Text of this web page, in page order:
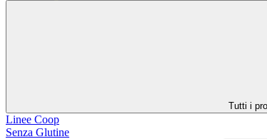
Tutti i
Linee Coop
Senza Glutine